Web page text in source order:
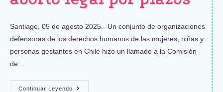
Santiago, 05 de agosto 2025.- Un conjunto de organizaciones
defensoras de los derechos humanos de las mujeres, niñas y
personas gestantes en Chile hizo un llamado a la Comisión
de…
Continuar Leyendo